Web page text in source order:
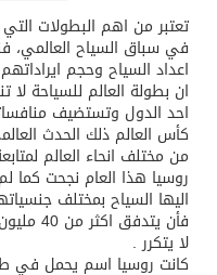
تعتبر من اهم البطولات
في سباق السياح العالمي،
اعداد السياح وحجم
ان بطولة العالم للسياحة
احد الدول وتستضيف
كأس العالم ذلك الحدث
من مختلف انحاء العالم
روسيا هذا العام نجحت كما
اليها السياح بمختلف
فأن
لا يتكرر .
كانت روسيا اسم يحمل في